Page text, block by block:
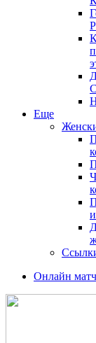
Еще
Онлайн